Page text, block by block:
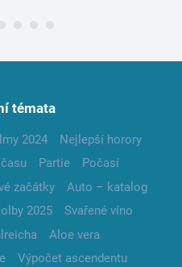
témata
2024
Nejlepší horory
Partie
Počasí
začátky
Auto – katalog
2025
Svařené víno
Aloe vera
Výpočet ascendentu